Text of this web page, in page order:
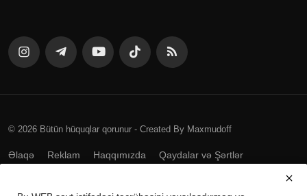
© 2026 Bütün hüquqlar qorunur - Created By Maxmudoff
Əlaqə Reklam Haqqımızda Qaydalar və Şərtlər